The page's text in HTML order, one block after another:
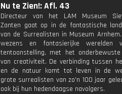
Nu te Zien!: Afl. 43
Directeur van het LAM Museum
Zanten gaat op in de fantastische
van de Surrealisten in Museum
wezens en fantasierijke werelden
tentoonstelling, met het
van creativiteit. De verbinding tussen
en de natuur komt tot leven in de
grote surrealisten van zo'n 100 jaar
ook bij hun hedendaagse navolgers.